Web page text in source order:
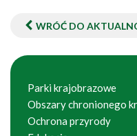
WRÓĆ DO
Parki krajobrazowe
Obszary chronionego
Ochrona przyrody